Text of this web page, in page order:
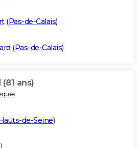
(Pas-de-Calais)
(Pas-de-Calais)
(81 ans)
de-Seine)